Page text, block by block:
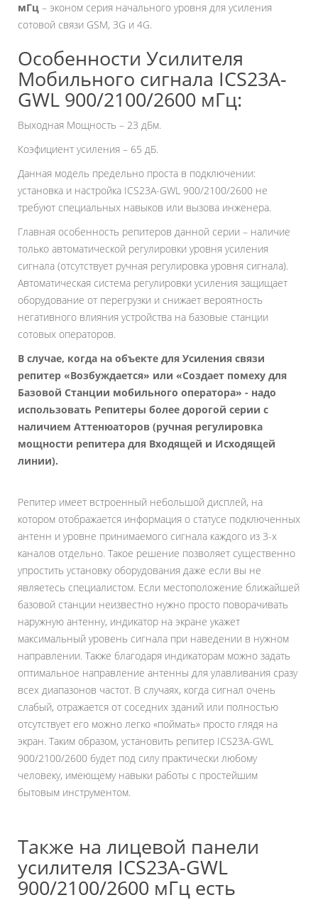
мГц – эконом серия начального уровня для усиления
сотовой связи GSM, 3G и 4G.
Особенности Усилителя
Мобильного сигнала ICS23A-
GWL 900/2100/2600 мГц:
Выходная Мощность – 23 дБм.
Коэфициент усиления – 65 дБ.
Данная модель предельно проста в подключении:
установка и настройка ICS23A-GWL 900/2100/2600 не
требуют специальных навыков или вызова инженера.
Главная особенность репитеров данной серии – наличие
только автоматической регулировки уровня усиления
сигнала (отсутствует ручная регулировка уровня сигнала).
Автоматическая система регулировки усиления защищает
оборудование от перегрузки и снижает вероятность
негативного влияния устройства на базовые станции
сотовых операторов.
В случае, когда на объекте для Усиления связи
репитер «Возбуждается» или «Создает помеху для
Базовой Станции мобильного оператора» - надо
использовать Репитеры более дорогой серии с
наличием Аттенюаторов (ручная регулировка
мощности репитера для Входящей и Исходящей
линии).
Репитер имеет встроенный небольшой дисплей, на
котором отображается информация о статусе подключенных
антенн и уровне принимаемого сигнала каждого из 3-х
каналов отдельно. Такое решение позволяет существенно
упростить установку оборудования даже если вы не
являетесь специалистом. Если местоположение ближайшей
базовой станции неизвестно нужно просто поворачивать
наружную антенну, индикатор на экране укажет
максимальный уровень сигнала при наведении в нужном
направлении. Также благодаря индикаторам можно задать
оптимальное направление антенны для улавливания сразу
всех диапазонов частот. В случаях, когда сигнал очень
слабый, отражается от соседних зданий или полностью
отсутствует его можно легко «поймать» просто глядя на
экран. Таким образом, установить репитер ICS23A-GWL
900/2100/2600 будет под силу практически любому
человеку, имеющему навыки работы с простейшим
бытовым инструментом.
Также на лицевой панели
усилителя ICS23A-GWL
900/2100/2600 мГц есть